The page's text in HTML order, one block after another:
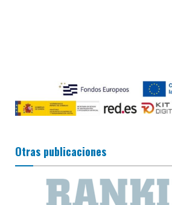
Otras publicaciones